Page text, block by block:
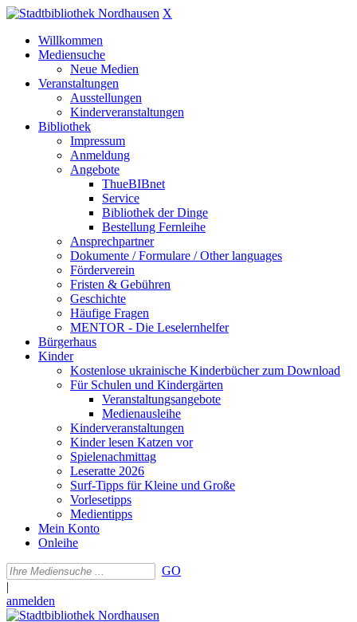
X
Willkommen
Mediensuche
Neue Medien
Veranstaltungen
Ausstellungen
Kinderveranstaltungen
Bibliothek
Impressum
Anmeldung
Angebote
ThueBIBnet
Service
Bibliothek der Dinge
Bestellung Fernleihe
Ansprechpartner
Dokumente / Formulare / Other languages
Förderverein
Fristen & Gebühren
Geschichte
Häufige Fragen
MENTOR - Die Leselernhelfer
Bürgerhaus
Kinder
Kostenlose ukrainische Kinderbücher zum Download
Für Schulen und Kindergärten
Veranstaltungsangebote
Medienausleihe
Kinderveranstaltungen
Kinder lesen Katzen vor
Spielenachmittag
Leseratte 2026
Surf-Tipps für Kleine und Große
Vorlesetipps
Medientipps
Mein Konto
Onleihe
GO
|
anmelden